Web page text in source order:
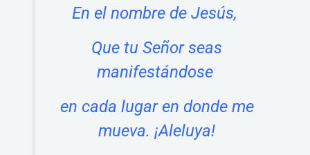
En el nombre de Jesús,
Que tu Señor seas
manifestándose
en cada lugar en donde me
mueva. ¡Aleluya!